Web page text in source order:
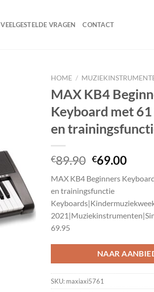
VEELGESTELDE VRAGEN CONTACT
HOME /
MAX KB4
Keyboard met
en
€89.90
was:
€89.90.
€69.00
is:
MAX KB4 Beginners
en trainingsfunctie
69.95
NAAR
SKU: maxiaxi5761